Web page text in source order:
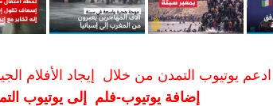
ادعم يوتيوب التمدن من خلال إيجاد الأفلام
إضافة يوتيوب-فلم إلى يوتيوب